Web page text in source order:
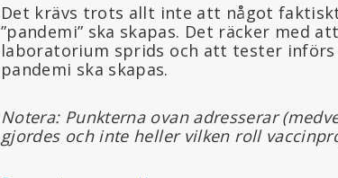
Det krävs trots allt inte att något
”pandemi” ska skapas. Det räcker
laboratorium sprids och att tester
pandemi ska skapas.
Notera: Punkterna ovan adresserar
gjordes och inte heller vilken roll